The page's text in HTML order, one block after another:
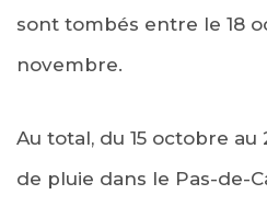
sont tombés entre le 18
novembre.
Au total, du 15 octobre au
de pluie dans le Pas-de-